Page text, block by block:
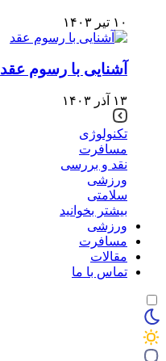
۱۰ تیر ۱۴۰۳
آشنایی با رسوم عقد
۱۳ آذر ۱۴۰۳
تکنولوژی
مسافرت
نقد و بررسی
ورزشی
سلامتی
بیشتر بخوانید
ورزشی
مسافرت
مقالات
تماس با ما